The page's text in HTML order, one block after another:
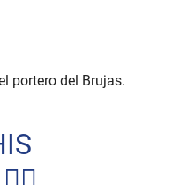
portero del Brujas.